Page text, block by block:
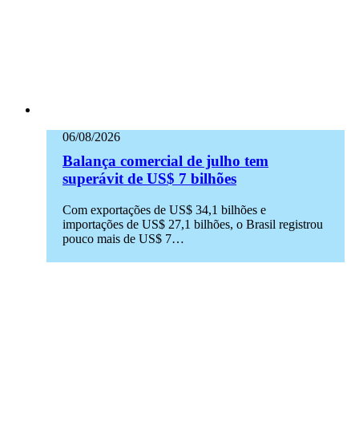
06/08/2026
Balança comercial de julho tem
superávit de US$ 7 bilhões
Com exportações de US$ 34,1 bilhões e
importações de US$ 27,1 bilhões, o Brasil registrou
pouco mais de US$ 7…